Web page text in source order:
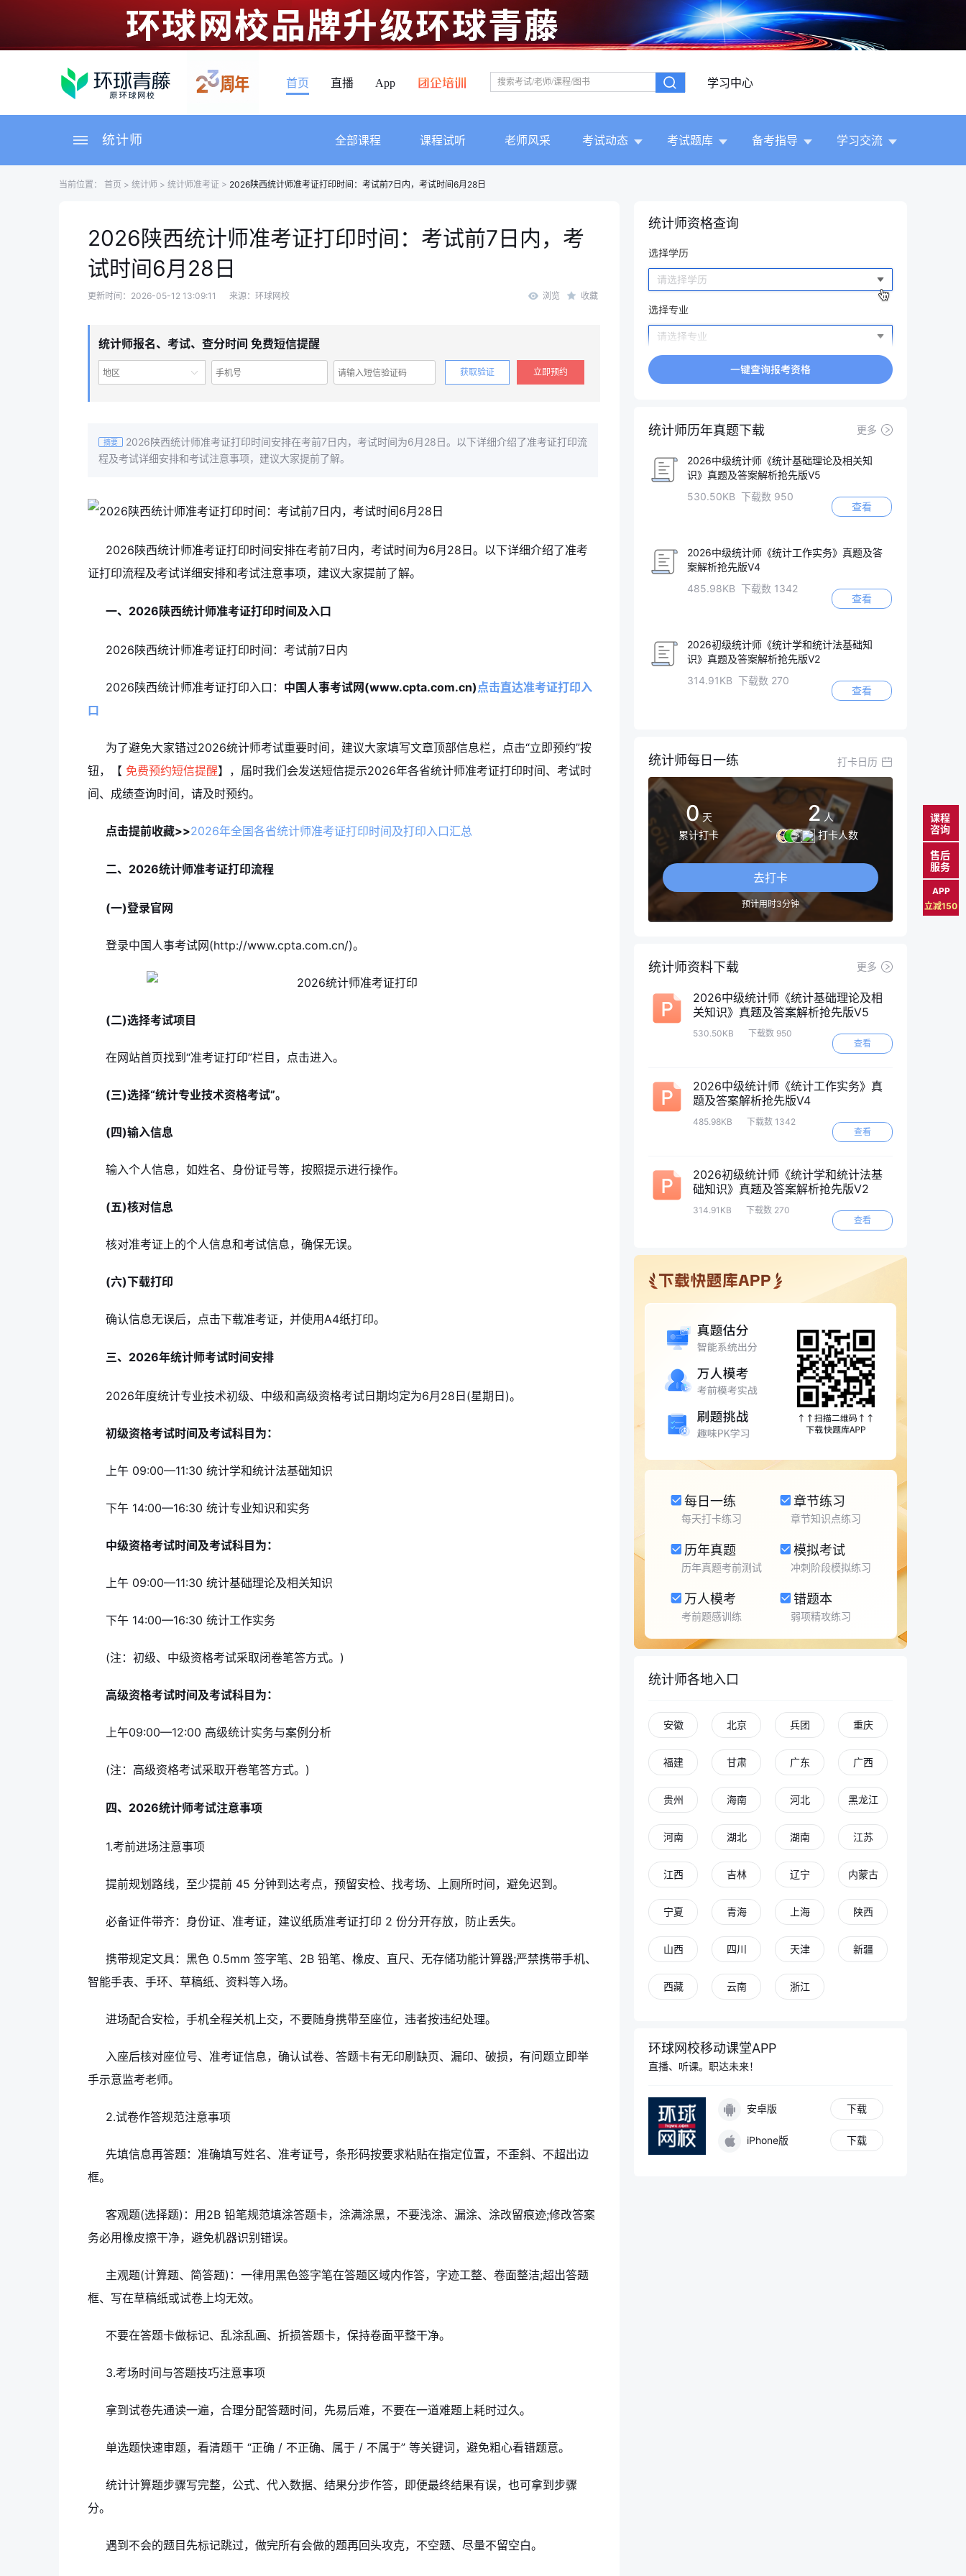
首页 直播 App 学习中心
统计师 全部课程 课程试听 老师风采 考试动态 考试题库 备考指导 学习交流
当前位置： 首页 > 统计师 > 统计师准考证 > 2026陕西统计师准考证打印时间：考试前7日内，考试时间6月28日
2026陕西统计师准考证打印时间：考试前7日内，考
试时间6月28日
更新时间：2026-05-12 13:09:11 来源：环球网校 浏览 收藏
统计师报名、考试、查分时间 免费短信提醒
地区 获取验证 立即预约
摘要
2026陕西统计师准考证打印时间安排在考前7日内，考试时间为6月28日。以下详细介绍了准考证打印流
程及考试详细安排和考试注意事项，建议大家提前了解。
2026陕西统计师准考证打印时间安排在考前7日内，考试时间为6月28日。以下详细介绍了准考
证打印流程及考试详细安排和考试注意事项，建议大家提前了解。
一、2026陕西统计师准考证打印时间及入口
2026陕西统计师准考证打印时间：考试前7日内
2026陕西统计师准考证打印入口： 中国人事考试网(www.cpta.com.cn)点击直达准考证打印入
口
为了避免大家错过2026统计师考试重要时间，建议大家填写文章顶部信息栏，点击“立即预约”按
钮，【 免费预约短信提醒】，届时我们会发送短信提示2026年各省统计师准考证打印时间、考试时
间、成绩查询时间，请及时预约。
点击提前收藏>>2026年全国各省统计师准考证打印时间及打印入口汇总
二、2026统计师准考证打印流程
(一)登录官网
登录中国人事考试网(http://www.cpta.com.cn/)。
(二)选择考试项目
在网站首页找到“准考证打印”栏目，点击进入。
(三)选择“统计专业技术资格考试”。
(四)输入信息
输入个人信息，如姓名、身份证号等，按照提示进行操作。
(五)核对信息
核对准考证上的个人信息和考试信息，确保无误。
(六)下载打印
确认信息无误后，点击下载准考证，并使用A4纸打印。
三、2026年统计师考试时间安排
2026年度统计专业技术初级、中级和高级资格考试日期均定为6月28日(星期日)。
初级资格考试时间及考试科目为：
上午 09:00—11:30 统计学和统计法基础知识
下午 14:00—16:30 统计专业知识和实务
中级资格考试时间及考试科目为：
上午 09:00—11:30 统计基础理论及相关知识
下午 14:00—16:30 统计工作实务
(注：初级、中级资格考试采取闭卷笔答方式。)
高级资格考试时间及考试科目为：
上午09:00—12:00 高级统计实务与案例分析
(注：高级资格考试采取开卷笔答方式。)
四、2026统计师考试注意事项
1.考前进场注意事项
提前规划路线，至少提前 45 分钟到达考点，预留安检、找考场、上厕所时间，避免迟到。
必备证件带齐：身份证、准考证，建议纸质准考证打印 2 份分开存放，防止丢失。
携带规定文具：黑色 0.5mm 签字笔、2B 铅笔、橡皮、直尺、无存储功能计算器;严禁携带手机、
智能手表、手环、草稿纸、资料等入场。
进场配合安检，手机全程关机上交，不要随身携带至座位，违者按违纪处理。
入座后核对座位号、准考证信息，确认试卷、答题卡有无印刷缺页、漏印、破损，有问题立即举
手示意监考老师。
2.试卷作答规范注意事项
先填信息再答题：准确填写姓名、准考证号，条形码按要求粘贴在指定位置，不歪斜、不超出边
框。
客观题(选择题)：用2B 铅笔规范填涂答题卡，涂满涂黑，不要浅涂、漏涂、涂改留痕迹;修改答案
务必用橡皮擦干净，避免机器识别错误。
主观题(计算题、简答题)：一律用黑色签字笔在答题区域内作答，字迹工整、卷面整洁;超出答题
框、写在草稿纸或试卷上均无效。
不要在答题卡做标记、乱涂乱画、折损答题卡，保持卷面平整干净。
3.考场时间与答题技巧注意事项
拿到试卷先通读一遍，合理分配答题时间，先易后难，不要在一道难题上耗时过久。
单选题快速审题，看清题干 “正确 / 不正确、属于 / 不属于” 等关键词，避免粗心看错题意。
统计计算题步骤写完整，公式、代入数据、结果分步作答，即便最终结果有误，也可拿到步骤
分。
遇到不会的题目先标记跳过，做完所有会做的题再回头攻克，不空题、尽量不留空白。
统计师资格查询
统计师历年真题下载 更多
2026中级统计师《统计基础理论及相关知
识》真题及答案解析抢先版V5
530.50KB 下载数 950
查看
2026中级统计师《统计工作实务》真题及答
案解析抢先版V4
485.98KB 下载数 1342
查看
2026初级统计师《统计学和统计法基础知
识》真题及答案解析抢先版V2
314.91KB 下载数 270
查看
统计师每日一练 打卡日历
0 天
累计打卡
2 人
打卡人数
去打卡
预计用时3分钟
统计师资料下载 更多
2026中级统计师《统计基础理论及相
关知识》真题及答案解析抢先版V5
530.50KB
下载数 950
查看
2026中级统计师《统计工作实务》真
题及答案解析抢先版V4
485.98KB
下载数 1342
查看
2026初级统计师《统计学和统计法基
础知识》真题及答案解析抢先版V2
314.91KB
下载数 270
查看
每日一练
每天打卡练习
章节练习
章节知识点练习
历年真题
历年真题考前测试
模拟考试
冲刺阶段模拟练习
万人模考
考前题感训练
错题本
弱项精攻练习
统计师各地入口
安徽 北京 兵团 重庆
福建 甘肃 广东 广西
贵州 海南 河北 黑龙江
河南 湖北 湖南 江苏
江西 吉林 辽宁 内蒙古
宁夏 青海 上海 陕西
山西 四川 天津 新疆
西藏 云南 浙江
环球网校移动课堂APP
直播、听课。职达未来！
安卓版 下载
iPhone版 下载
课程
咨询
售后
服务
APP
立减150